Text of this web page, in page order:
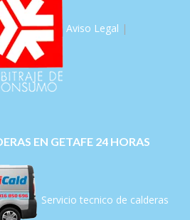
Aviso Legal |
EN GETAFE 24 HORAS
Servicio tecnico de calderas